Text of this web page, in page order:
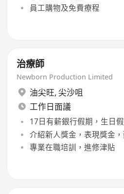
員工購物及免費療程
治療師
Newborn Production Limited
油尖旺, 尖沙咀
工作日面議
17日有薪銀行假期，生日
介紹新人獎金，表現獎金
專業在職培訓，進修津貼